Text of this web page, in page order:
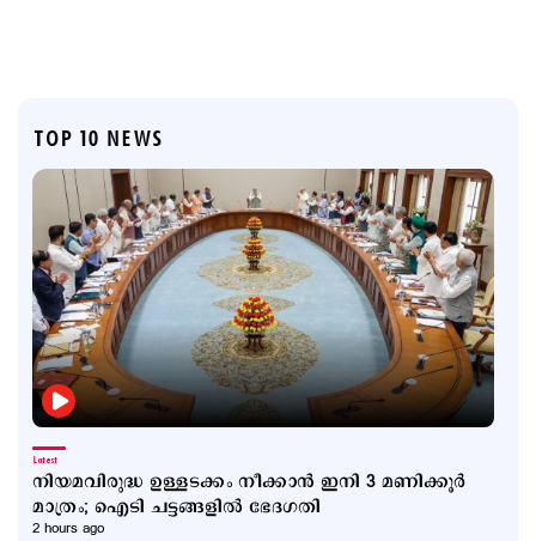
TOP 10 NEWS
Latest
നിയമവിരുദ്ധ ഉള്ളടക്കം നീക്കാൻ ഇനി 3 മണിക്കൂർ
മാത്രം; ഐടി ചട്ടങ്ങളിൽ ഭേദഗതി
2 hours ago